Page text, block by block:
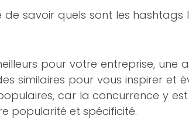
de savoir quels sont les
pour votre entreprise,
similaires pour vous inspirer et
car la concurrence y
popularité et spécificité.